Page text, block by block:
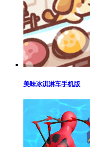
美味冰淇淋车手机版